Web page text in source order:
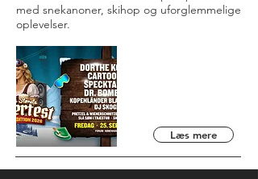
med snekanoner, skihop og uforglemmelige
oplevelser.
Læs mere